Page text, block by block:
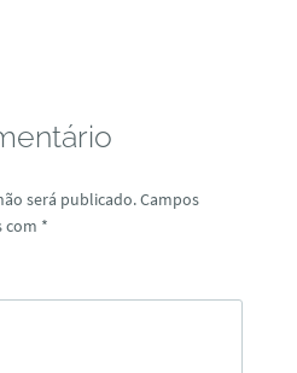
será publicado.Campos
com *